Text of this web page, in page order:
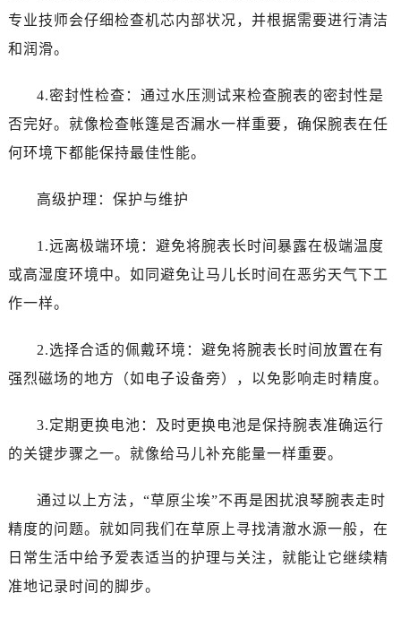
专业技师会仔细检查机芯内部状况，并根据需要进行清洁
和润滑。
4.密封性检查：通过水压测试来检查腕表的密封性是
否完好。就像检查帐篷是否漏水一样重要，确保腕表在任
何环境下都能保持最佳性能。
高级护理：保护与维护
1.远离极端环境：避免将腕表长时间暴露在极端温度
或高湿度环境中。如同避免让马儿长时间在恶劣天气下工
作一样。
2.选择合适的佩戴环境：避免将腕表长时间放置在有
强烈磁场的地方（如电子设备旁），以免影响走时精度。
3.定期更换电池：及时更换电池是保持腕表准确运行
的关键步骤之一。就像给马儿补充能量一样重要。
通过以上方法，“草原尘埃”不再是困扰浪琴腕表走时
精度的问题。就如同我们在草原上寻找清澈水源一般，在
日常生活中给予爱表适当的护理与关注，就能让它继续精
准地记录时间的脚步。